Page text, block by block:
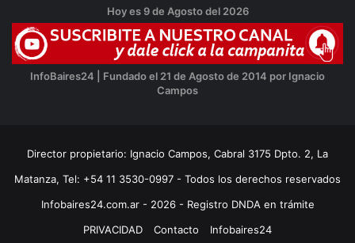
Hoy es 9 de Agosto del 2026
InfoBaires24 | Fundado el 21 de Agosto de 2014 por Ignacio
Campos
Director propietario: Ignacio Campos, Cabral 3175 Dpto. 2, La
Matanza, Tel: +54 11 3530-0997 - Todos los derechos reservados
Infobaires24.com.ar - 2026 - Registro DNDA en trámite
PRIVACIDAD
Contacto Infobaires24